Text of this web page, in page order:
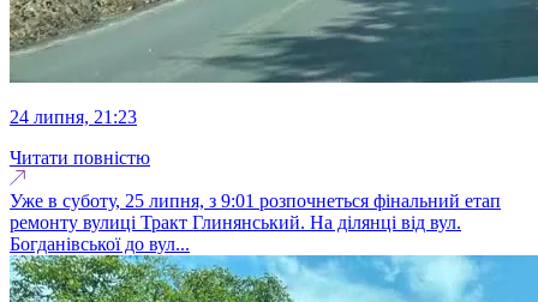
24 липня, 21:23
Читати повністю
Уже в суботу, 25 липня, з 9:01 розпочнеться фінальний етап
ремонту вулиці Тракт Глинянський. На ділянці від вул.
Богданівської до вул...